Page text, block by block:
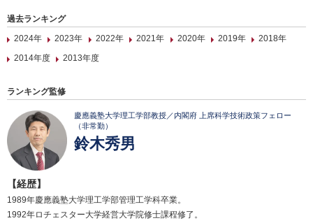
過去ランキング
2024年
2023年 2022年 2021年 2020年 2019年
2018年
2014年度
2013年度
ランキング監修
慶應義塾大学理工学部教授／内閣府 上席科学技術政策フェロー
（非常勤）
鈴木秀男
【経歴】
1989年慶應義塾大学理工学部管理工学科卒業。
1992年ロチェスター大学経営大学院修士課程修了。